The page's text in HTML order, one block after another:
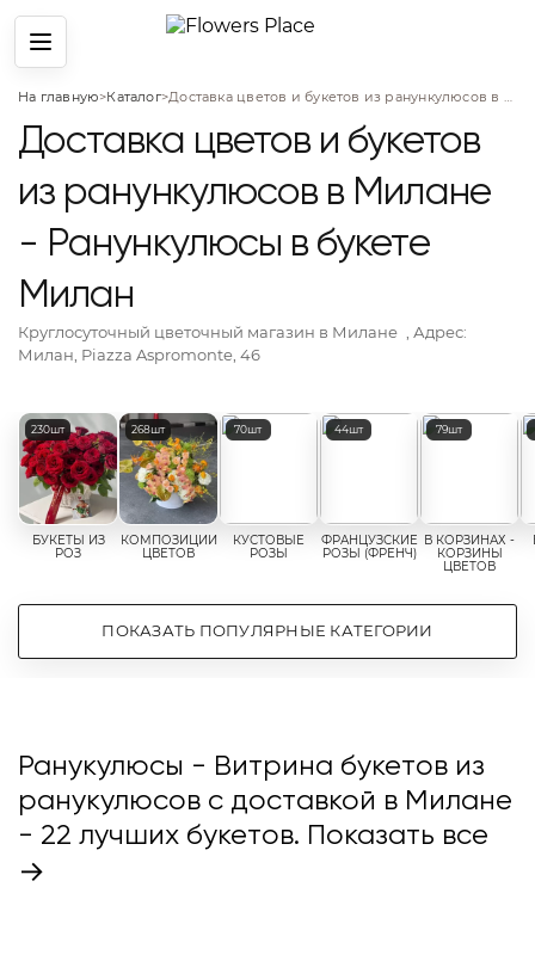
Меню
На главную>Каталог> Доставка цветов и букетов из ранункулюсов в Милане - Ранункулюсы в букете Милан
Доставка цветов и букетов
из ранункулюсов в Милане
- Ранункулюсы в букете
Милан
Круглосуточный цветочный магазин в Милане
, Адрес:
Милан, Piazza Aspromonte, 46
Популярные категории цветов
230шт
БУКЕТЫ ИЗ
РОЗ
268шт
КОМПОЗИЦИИ
ЦВЕТОВ
70шт
КУСТОВЫЕ
РОЗЫ
44шт
ФРАНЦУЗСКИЕ
РОЗЫ (ФРЕНЧ)
79шт
В КОРЗИНАХ -
КОРЗИНЫ
ЦВЕТОВ
ПОКАЗАТЬ ПОПУЛЯРНЫЕ КАТЕГОРИИ
Ранукулюсы - Витрина букетов из
ранукулюсов с доставкой в Милане
- 22 лучших букетов. Показать все
→